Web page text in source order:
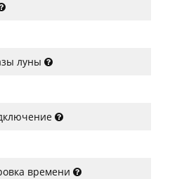
луны
времени